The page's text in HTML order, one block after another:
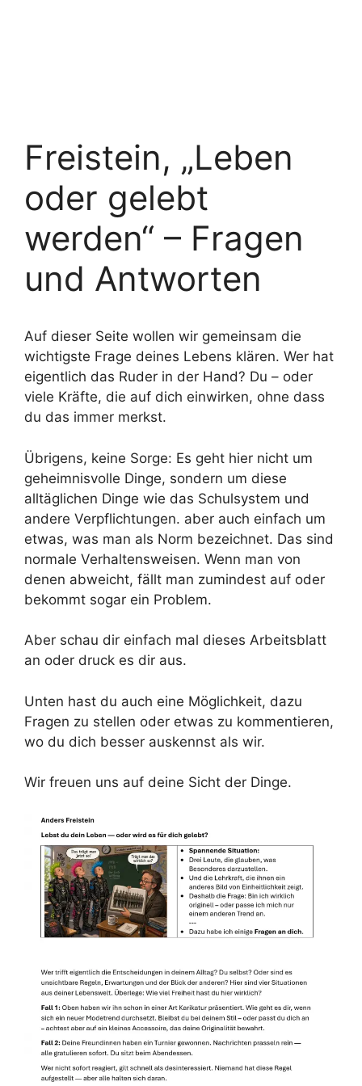
Freistein, „Leben
oder gelebt
werden“ – Fragen
und Antworten
Auf dieser Seite wollen wir gemeinsam die
wichtigste Frage deines Lebens klären. Wer hat
eigentlich das Ruder in der Hand? Du – oder
viele Kräfte, die auf dich einwirken, ohne dass
du das immer merkst.
Übrigens, keine Sorge: Es geht hier nicht um
geheimnisvolle Dinge, sondern um diese
alltäglichen Dinge wie das Schulsystem und
andere Verpflichtungen. aber auch einfach um
etwas, was man als Norm bezeichnet. Das sind
normale Verhaltensweisen. Wenn man von
denen abweicht, fällt man zumindest auf oder
bekommt sogar ein Problem.
Aber schau dir einfach mal dieses Arbeitsblatt
an oder druck es dir aus.
Unten hast du auch eine Möglichkeit, dazu
Fragen zu stellen oder etwas zu kommentieren,
wo du dich besser auskennst als wir.
Wir freuen uns auf deine Sicht der Dinge.